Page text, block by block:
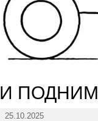
И
25.10.2025